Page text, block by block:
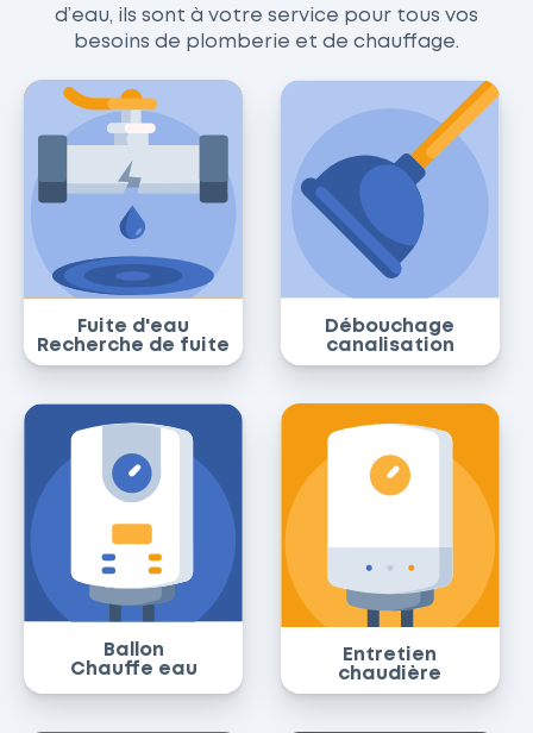
d’eau, ils sont à votre service pour tous vos
besoins de plomberie et de chauffage.
Fuite d'eau
Recherche de fuite
Débouchage
canalisation
Ballon
Chauffe eau
Entretien
chaudière